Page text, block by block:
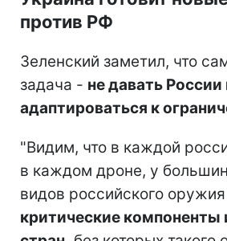
против РФ
Зеленский заметил, что
задача - не давать
адаптироваться к
"Видим, что в каждой
в каждом дроне, у
видов российского оружия
критические компоненты